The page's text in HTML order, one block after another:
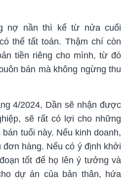
nợ nần thì kể từ nửa cuối
thể tất toán. Thậm chí còn
tiền riêng cho mình, từ đó
bán mà không ngừng thu
4/2024, Dần sẽ nhận được
sẽ rất có lợi cho những
tuổi này. Nếu kinh doanh,
hàng. Nếu có ý định khởi
tốt để họ lên ý tưởng và
dự án của bản thân, hứa